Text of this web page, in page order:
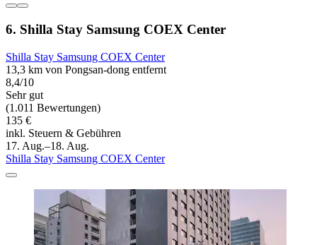
6. Shilla Stay Samsung COEX Center
Shilla Stay Samsung COEX Center
13,3 km von Pongsan-dong entfernt
8,4/10
Sehr gut
(1.011 Bewertungen)
135 €
inkl. Steuern & Gebühren
17. Aug.–18. Aug.
Shilla Stay Samsung COEX Center